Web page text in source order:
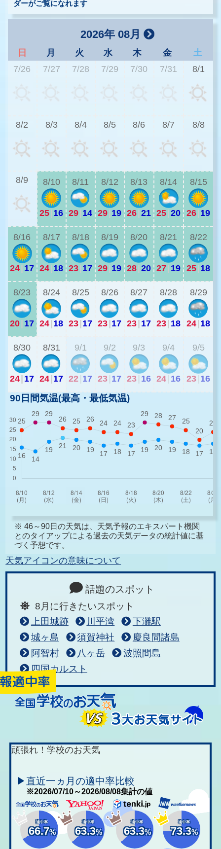
ダーがご覧になれます
2026年 08月
日 月 火 水 木 金
土
7/26
7/27 7/28 7/29 7/30 7/31 8/1
8/2 8/3 8/4 8/5 8/6 8/7 8/8
8/9 8/10
25|16
8/11
29|14
8/12
29|19
8/13
26|21
8/14
25|20
8/15
26|19
8/16
24| 17
8/17
24|18
8/18
23|17
8/19
29|19
8/20
28|20
8/21
27| 19
8/22
25|18
8/23
20| 17
8/24
24|18
8/25
23|17
8/26
23|17
8/27
23| 17
8/28
23| 18
8/29
24|18
8/30
24| 17
8/31
24|17
9/1
22 17
9/2
23 17
9/3
23 16
9/4
24 16
9/5
23 16
90日間気温(最高・最低気温)
※ 46～90日の天気は、天気予報のエキスパート機関
とのタイアップによる過去の天気データの統計値に基
づく予想です。
天気アイコンの意味について
話題のスポット
8月に行きたいスポット
上田城跡
川平湾
下灘駅
城ヶ島
須賀神社
慶良間諸島
阿智村
八ヶ岳
波照間島
四国カルスト
頑張れ！学校のお天気
▶直近一ヵ月の適中率比較
※2026/07/10～2026/08/08集計の値
適中率
66.7%
適中率
63.3%
適中率
63.3%
適中率
73.3%